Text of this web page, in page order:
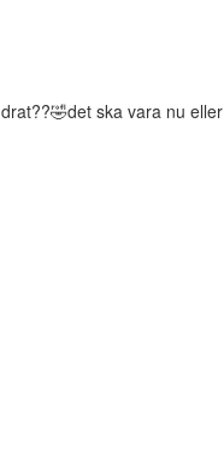
ska vara nu eller